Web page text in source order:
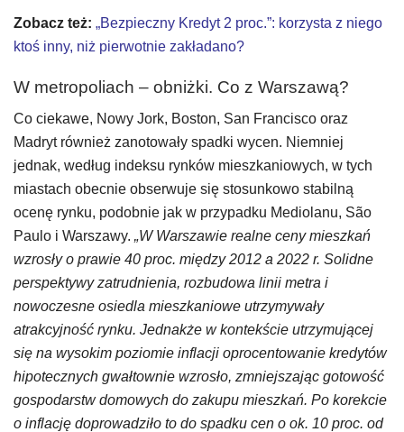
Zobacz też: „Bezpieczny Kredyt 2 proc.”: korzysta z niego
ktoś inny, niż pierwotnie zakładano?
W metropoliach – obniżki. Co z Warszawą?
Co ciekawe, Nowy Jork, Boston, San Francisco oraz
Madryt również zanotowały spadki wycen. Niemniej
jednak, według indeksu rynków mieszkaniowych, w tych
miastach obecnie obserwuje się stosunkowo stabilną
ocenę rynku, podobnie jak w przypadku Mediolanu, São
Paulo i Warszawy. „W Warszawie realne ceny mieszkań
wzrosły o prawie 40 proc. między 2012 a 2022 r. Solidne
perspektywy zatrudnienia, rozbudowa linii metra i
nowoczesne osiedla mieszkaniowe utrzymywały
atrakcyjność rynku. Jednakże w kontekście utrzymującej
się na wysokim poziomie inflacji oprocentowanie kredytów
hipotecznych gwałtownie wzrosło, zmniejszając gotowość
gospodarstw domowych do zakupu mieszkań. Po korekcie
o inflację doprowadziło to do spadku cen o ok. 10 proc. od